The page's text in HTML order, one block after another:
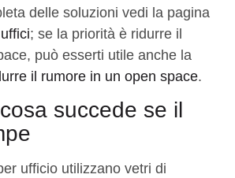
delle soluzioni vedi la pagina
; se la priorità è ridurre il
può esserti utile anche la
il rumore in un open space.
succede se il
ufficio utilizzano vetri di